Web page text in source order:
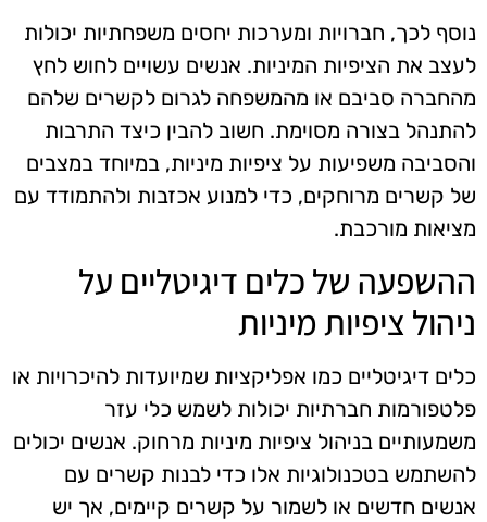
נוסף לכך, חברויות ומערכות יחסים משפחתיות יכולות
לעצב את הציפיות המיניות. אנשים עשויים לחוש לחץ
מהחברה סביבם או מהמשפחה לגרום לקשרים שלהם
להתנהל בצורה מסוימת. חשוב להבין כיצד התרבות
והסביבה משפיעות על ציפיות מיניות, במיוחד במצבים
של קשרים מרוחקים, כדי למנוע אכזבות ולהתמודד עם
מציאות מורכבת.
ההשפעה של כלים דיגיטליים על
ניהול ציפיות מיניות
כלים דיגיטליים כמו אפליקציות שמיועדות להיכרויות או
פלטפורמות חברתיות יכולות לשמש כלי עזר
משמעותיים בניהול ציפיות מיניות מרחוק. אנשים יכולים
להשתמש בטכנולוגיות אלו כדי לבנות קשרים עם
אנשים חדשים או לשמור על קשרים קיימים, אך יש